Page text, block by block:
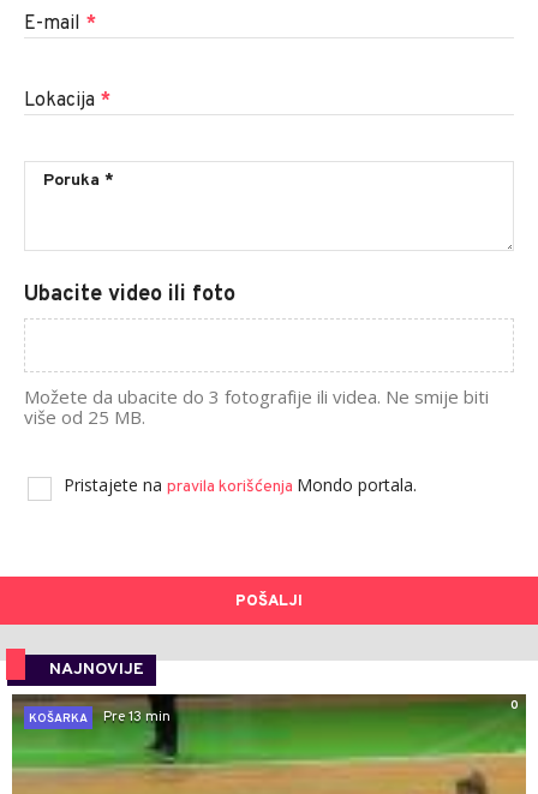
E-mail *
Lokacija *
Ubacite video ili foto
Možete da ubacite do 3 fotografije ili videa. Ne smije biti
više od 25 MB.
Pristajete na pravila korišćenja Mondo portala.
POŠALJI
NAJNOVIJE
0
KOŠARKA
Pre 13 min